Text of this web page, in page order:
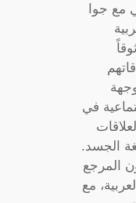
مع جوا
في
الجسد.
المرجع
مع